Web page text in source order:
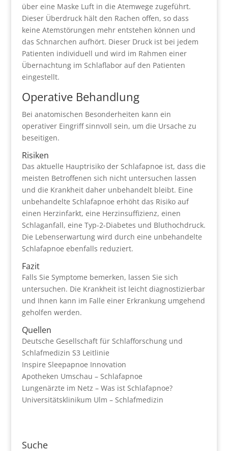
über eine Maske Luft in die Atemwege zugeführt.
Dieser Überdruck hält den Rachen offen, so dass
keine Atemstörungen mehr entstehen können und
das Schnarchen aufhört. Dieser Druck ist bei jedem
Patienten individuell und wird im Rahmen einer
Übernachtung im Schlaflabor auf den Patienten
eingestellt.
Operative Behandlung
Bei anatomischen Besonderheiten kann ein
operativer Eingriff sinnvoll sein, um die Ursache zu
beseitigen.
Risiken
Das aktuelle Hauptrisiko der Schlafapnoe ist, dass die
meisten Betroffenen sich nicht untersuchen lassen
und die Krankheit daher unbehandelt bleibt. Eine
unbehandelte Schlafapnoe erhöht das Risiko auf
einen Herzinfarkt, eine Herzinsuffizienz, einen
Schlaganfall, eine Typ-2-Diabetes und Bluthochdruck.
Die Lebenserwartung wird durch eine unbehandelte
Schlafapnoe ebenfalls reduziert.
Fazit
Falls Sie Symptome bemerken, lassen Sie sich
untersuchen. Die Krankheit ist leicht diagnostizierbar
und Ihnen kann im Falle einer Erkrankung umgehend
geholfen werden.
Quellen
Deutsche Gesellschaft für Schlafforschung und
Schlafmedizin S3 Leitlinie
Inspire Sleepapnoe Innovation
Apotheken Umschau – Schlafapnoe
Lungenärzte im Netz – Was ist Schlafapnoe?
Universitätsklinikum Ulm – Schlafmedizin
Suche